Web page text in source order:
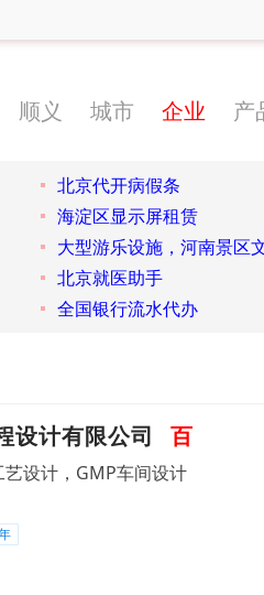
顺义 城市 企业 产
北京代开病假条
海淀区显示屏租赁
大型游乐设施，河南景区
北京就医助手
全国银行流水代办
设计有限公司 百
设计，GMP车间设计